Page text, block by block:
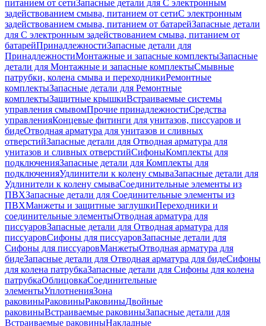
питанием от сетиЗапасные детали для С электронным
задействованием смыва, питанием от сетиС электронным
задействованием смыва, питанием от батарейЗапасные детали
для С электронным задействованием смыва, питанием от
батарейПринадлежностиЗапасные детали для
ПринадлежностиМонтажные и запасные комплектыЗапасные
детали для Монтажные и запасные комплектыСмывные
патрубки, колена смыва и переходникиРемонтные
комплектыЗапасные детали для Ремонтные
комплектыЗащитные крышкиВстраиваемые системы
управления смывомПрочие принадлежностиСредства
управленияКонцевые фитинги для унитазов, писсуаров и
бидеОтводная арматура для унитазов и сливных
отверстийЗапасные детали для Отводная арматура для
унитазов и сливных отверстийСифоныКомплекты для
подключенияЗапасные детали для Комплекты для
подключенияУдлинители к колену смываЗапасные детали для
Удлинители к колену смываСоединительные элементы из
ПВХЗапасные детали для Соединительные элементы из
ПВХМанжеты и защитные заглушкиПереходники и
соединительные элементыОтводная арматура для
писсуаровЗапасные детали для Отводная арматура для
писсуаровCифоны для писсуаровЗапасные детали для
Cифоны для писсуаровМанжетыОтводная арматура для
бидеЗапасные детали для Отводная арматура для бидеСифоны
для колена патрубкаЗапасные детали для Сифоны для колена
патрубкаОблицовкаСоединительные
элементыУплотненияЗона
раковиныРаковиныРаковиныДвойные
раковиныВстраиваемые раковиныЗапасные детали для
Встраиваемые раковиныНакладные